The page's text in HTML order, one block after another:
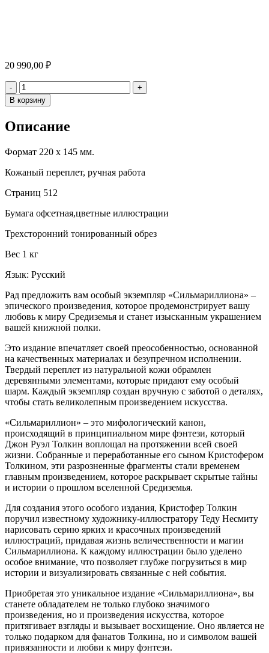
20 990,00 ₽
- Количество
+
В корзину
Описание
Формат 220 х 145 мм.
Кожаный переплет, ручная работа
Страниц 512
Бумага офсетная,цветные иллюстрации
Трехсторонний тонированный обрез
Вес 1 кг
Язык: Русский
Рад предложить вам особый экземпляр «Сильмариллиона» –
эпического произведения, которое продемонстрирует вашу
любовь к миру Средиземья и станет изысканным украшением
вашей книжной полки.
Это издание впечатляет своей преособенностью, основанной
на качественных материалах и безупречном исполнении.
Твердый переплет из натуральной кожи обрамлен
деревянными элементами, которые придают ему особый
шарм. Каждый экземпляр создан вручную с заботой о деталях,
чтобы стать великолепным произведением искусства.
«Сильмариллион» – это мифологический канон,
происходящий в принципиальном мире фэнтези, который
Джон Руэл Толкин воплощал на протяжении всей своей
жизни. Собранные и переработанные его сыном Кристофером
Толкином, эти разрозненные фрагменты стали временем
главным произведением, которое раскрывает скрытые тайны
и истории о прошлом вселенной Средиземья.
Для создания этого особого издания, Кристофер Толкин
поручил известному художнику-иллюстратору Теду Несмиту
нарисовать серию ярких и красочных произведений
иллюстраций, придавая жизнь величественности и магии
Сильмариллиона. К каждому иллюстрации было уделено
особое внимание, что позволяет глубже погрузиться в мир
истории и визуализировать связанные с ней события.
Приобретая это уникальное издание «Сильмариллиона», вы
станете обладателем не только глубоко значимого
произведения, но и произведения искусства, которое
притягивает взгляды и вызывает восхищение. Оно является не
только подарком для фанатов Толкина, но и символом вашей
привязанности и любви к миру фэнтези.